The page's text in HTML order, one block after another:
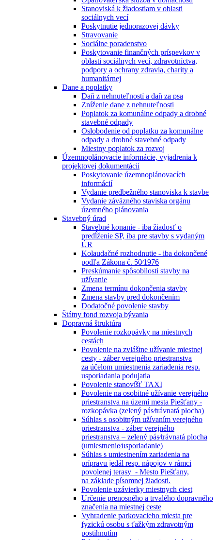
Stanoviská k žiadostiam v oblasti
sociálnych vecí
Poskytnutie jednorazovej dávky
Stravovanie
Sociálne poradenstvo
Poskytovanie finančných príspevkov v
oblasti sociálnych vecí, zdravotníctva,
podpory a ochrany zdravia, charity a
humanitárnej
Dane a poplatky
Daň z nehnuteľností a daň za psa
Zníženie dane z nehnuteľnosti
Poplatok za komunálne odpady a drobné
stavebné odpady
Oslobodenie od poplatku za komunálne
odpady a drobné stavebné odpady
Miestny poplatok za rozvoj
Územnoplánovacie informácie, vyjadrenia k
projektovej dokumentácií
Poskytovanie územnoplánovacích
informácií
Vydanie predbežného stanoviska k stavbe
Vydanie záväzného staviska orgánu
územného plánovania
Stavebný úrad
Stavebné konanie - iba žiadosť o
predĺženie SP, iba pre stavby s vydaným
ÚR
Kolaudačné rozhodnutie - iba dokončené
podľa Zákona č. 50⁄1976
Preskúmanie spôsobilosti stavby na
užívanie
Zmena termínu dokončenia stavby
Zmena stavby pred dokončením
Dodatočné povolenie stavby
Štátny fond rozvoja bývania
Dopravná štruktúra
Povolenie rozkopávky na miestnych
cestách
Povolenie na zvláštne užívanie miestnej
cesty - záber verejného priestranstva
za účelom umiestnenia zariadenia resp.
usporiadania podujatia
Povolenie stanovíšť TAXI
Povolenie na osobitné užívanie verejného
priestranstva na území mesta Piešťany -
rozkopávka (zelený pás⁄trávnatá plocha)
Súhlas s osobitným užívaním verejného
priestranstva - záber verejného
priestranstva – zelený pás⁄trávnatá plocha
(umiestnenie⁄usporiadanie)
Súhlas s umiestnením zariadenia na
prípravu jedál resp. nápojov v rámci
povolenej terasy - Mesto Piešťany,
na základe písomnej žiadosti.
Povolenie uzávierky miestnych ciest
Určenie prenosného a trvalého dopravného
značenia na miestnej ceste
Vyhradenie parkovacieho miesta pre
fyzickú osobu s ťažkým zdravotným
postihnutím